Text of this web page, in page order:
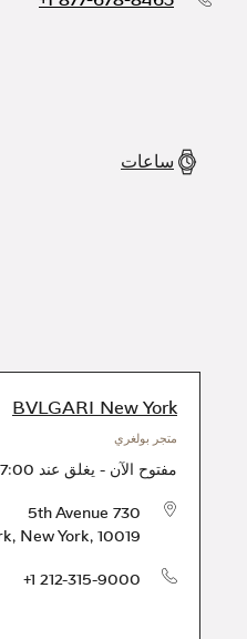
ساعات
BVLGARI New York
متجر بولغري
مفتوح الآن - يغلق عند 7:00 PM
730 5th Avenue
, New York, 10019
+1 212-315-9000